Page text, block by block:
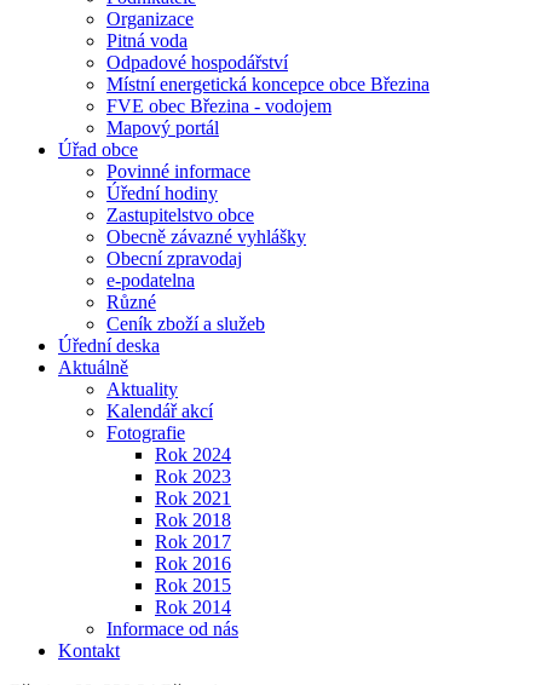
Organizace
Pitná voda
Odpadové hospodářství
Místní energetická koncepce obce Březina
FVE obec Březina - vodojem
Mapový portál
Úřad obce
Povinné informace
Úřední hodiny
Zastupitelstvo obce
Obecně závazné vyhlášky
Obecní zpravodaj
e-podatelna
Různé
Ceník zboží a služeb
Úřední deska
Aktuálně
Aktuality
Kalendář akcí
Fotografie
Rok 2024
Rok 2023
Rok 2021
Rok 2018
Rok 2017
Rok 2016
Rok 2015
Rok 2014
Informace od nás
Kontakt